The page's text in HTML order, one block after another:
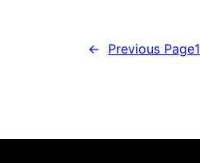
← Previous Page1